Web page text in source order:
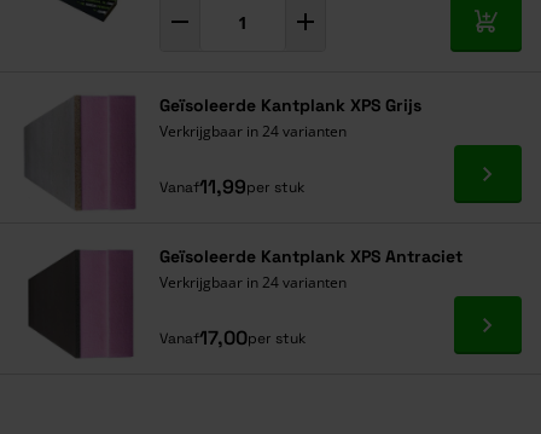
In
Geïsoleerde Kantplank XPS Grijs
Verkrijgbaar in 24 varianten
Vanaf11,99per stuk Ga
Geïsoleerde Kantplank XPS Antraciet
Verkrijgbaar in 24 varianten
Vanaf17,00per stuk Ga